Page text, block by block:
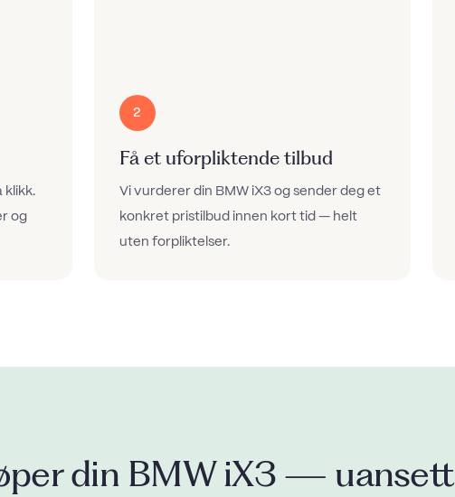
klikk.
og
2
Få et uforpliktende tilbud
Vi vurderer din BMW iX3 og sender deg et
konkret pristilbud innen kort tid — helt
uten forpliktelser.
din BMW iX3— uansett